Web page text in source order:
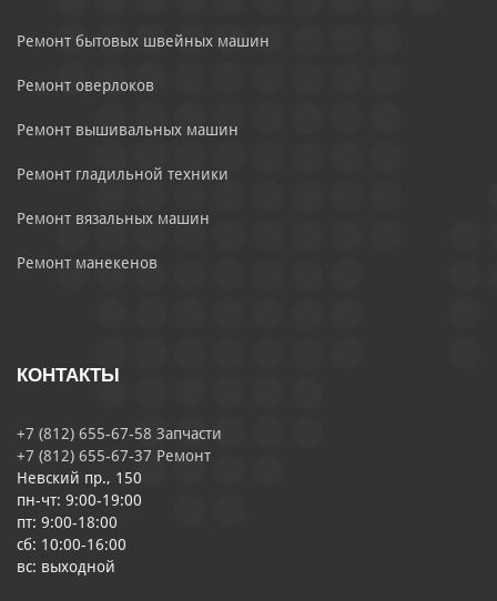
Ремонт бытовых швейных машин
Ремонт оверлоков
Ремонт вышивальных машин
Ремонт гладильной техники
Ремонт вязальных машин
Ремонт манекенов
КОНТАКТЫ
+7 (812) 655-67-58 Запчасти
+7 (812) 655-67-37 Ремонт
Невский пр., 150
пн-чт: 9:00-19:00
пт: 9:00-18:00
сб: 10:00-16:00
вс: выходной